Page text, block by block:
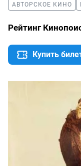
АВТОРСКОЕ КИНО
Рейтинг
Купить